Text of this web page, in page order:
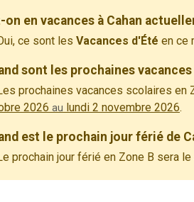
on en vacances à Cahan
ce sont les Vacances d'Été en ce
sont les prochaines vacances
prochaines vacances scolaires en
2026 au lundi 2 novembre 2026.
est le prochain jour férié de
prochain jour férié en Zone B sera le